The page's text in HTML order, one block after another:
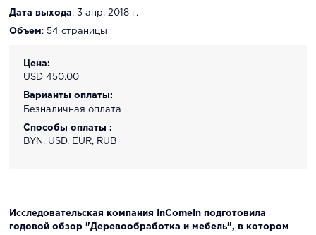
Дата выхода: 3 апр. 2018 г.
Объем: 54 страницы
Цена:
USD 450.00
Варианты оплаты:
Безналичная оплата
Способы оплаты :
BYN, USD, EUR, RUB
Исследовательская компания InComeIn подготовила
годовой обзор "Деревообработка и мебель", в котором